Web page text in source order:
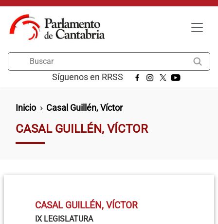
Pasar al contenido principal
Síguenos en RRSS
Ruta de navegación
Inicio Casal Guillén, Víctor
CASAL GUILLÉN, VÍCTOR
CASAL GUILLÉN, VÍCTOR
IX LEGISLATURA